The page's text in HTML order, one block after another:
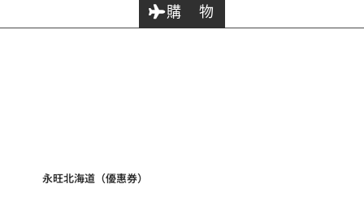
購 物
永旺北海道（優惠券）